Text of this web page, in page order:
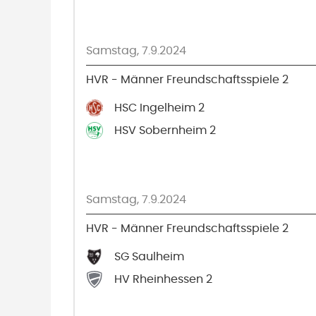
Samstag, 7.9.2024
HVR - Männer Freundschaftsspiele 2
HSC Ingelheim 2
HSV Sobernheim 2
Samstag, 7.9.2024
HVR - Männer Freundschaftsspiele 2
SG Saulheim
HV Rheinhessen 2